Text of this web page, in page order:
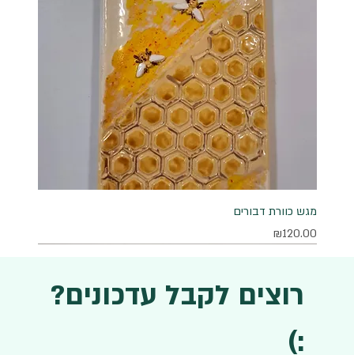
מגש כוורת דבורים
מחיר
₪120.00
רוצים לקבל עדכונים?
:)